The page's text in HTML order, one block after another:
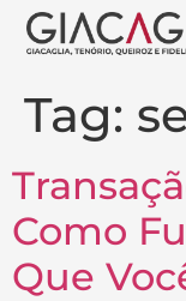
Tag:
Como
Que